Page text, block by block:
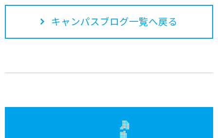
キャンパスブログ一覧へ戻る